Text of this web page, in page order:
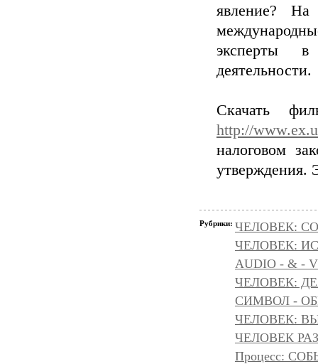
явление? На
эксперты в
деятельности.
Скачать
http://
налоговом
утверждения.
Рубрики: ЧЕЛОВЕК:
ЧЕЛОВЕК:
AUDIO - & -
ЧЕЛОВЕК:
СИМВОЛ -
ЧЕЛОВЕК:
ЧЕЛОВЕК
Процесс: